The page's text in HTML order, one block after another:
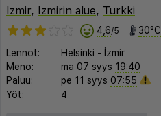
Izmir, Izmirin alue, Turkki
4,6/5 30°C
Lennot: Helsinki - İzmir
Meno:
ma 07 syys 19:40
Paluu:
pe 11 syys 07:55
Yöt:
4